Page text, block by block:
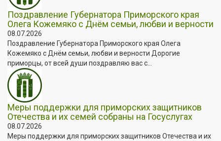
Поздравление Губернатора Приморского края
Олега Кожемяко с Днём семьи, любви и верности
08.07.2026
Поздравление Губернатора Приморского края Олега
Кожемяко с Днём семьи, любви и верности Дорогие
приморцы, от всей души поздравляю вас с...
Меры поддержки для приморских защитников
Отечества и их семей собраны на Госуслугах
08.07.2026
Меры поддержки для приморских защитников Отечества и их